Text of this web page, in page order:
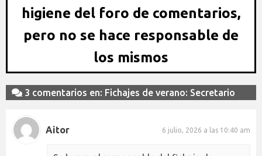
higiene del foro de comentarios,
pero no se hace responsable de
los mismos
3 comentarios en: Fichajes de verano: Secretario
Aitor 6 julio, 2026 a las 10:40 am